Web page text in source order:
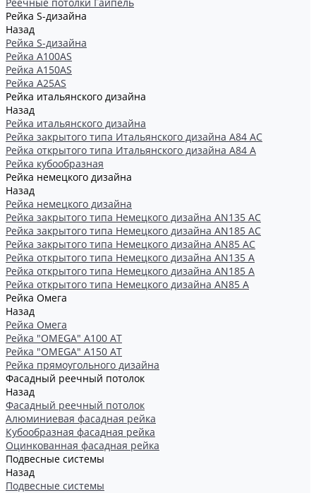
Рейка S-дизайна
Назад
Рейка S-дизайна
Рейка А100АS
Рейка А150АS
Рейка А25АS
Рейка итальянского дизайна
Назад
Рейка итальянского дизайна
Рейка закрытого типа Итальянского дизайна А84 АС
Рейка открытого типа Итальянского дизайна А84 А
Рейка кубообразная
Рейка немецкого дизайна
Назад
Рейка немецкого дизайна
Рейка закрытого типа Немецкого дизайна АN135 АС
Рейка закрытого типа Немецкого дизайна АN185 АС
Рейка закрытого типа Немецкого дизайна АN85 АС
Рейка открытого типа Немецкого дизайна АN135 А
Рейка открытого типа Немецкого дизайна АN185 А
Рейка открытого типа Немецкого дизайна АN85 А
Рейка Омега
Назад
Рейка Омега
Рейка "OMEGA" А100 АТ
Рейка "OMEGA" А150 АТ
Рейка прямоугольного дизайна
Фасадный реечный потолок
Назад
Фасадный реечный потолок
Алюминиевая фасадная рейка
Кубообразная фасадная рейка
Оцинкованная фасадная рейка
Подвесные системы
Назад
Подвесные системы